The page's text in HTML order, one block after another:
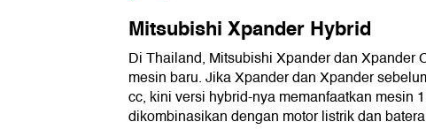
Mitsubishi Xpander Hybrid
Di Thailand, Mitsubishi Xpander dan Xpander
mesin baru. Jika Xpander dan Xpander
cc, kini versi hybrid-nya memanfaatkan mesin
dikombinasikan dengan motor listrik dan